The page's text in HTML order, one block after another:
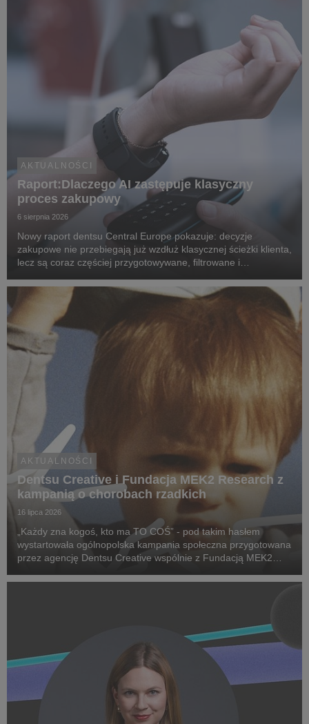
AKTUALNOŚCI
Raport:Dlaczego AI zastępuje klasyczny
proces zakupowy
6 sierpnia 2026
Nowy raport dentsu Central Europe pokazuje: decyzje
zakupowe nie przebiegają już wzdłuż klasycznej ścieżki klienta,
lecz są coraz częściej przygotowywane, filtrowane i
inteligencji.
AKTUALNOŚCI
Dentsu Creative i Fundacja MEK2 Research z
kampanią o chorobach rzadkich
16 lipca 2026
„Każdy zna kogoś, kto ma TO COŚ” - pod takim hasłem
wystartowała ogólnopolska kampania społeczna przygotowana
przez agencję Dentsu Creative wspólnie z Fundacją MEK2
chorób rzadkich, zwrócenie uwagi na problemy pac...